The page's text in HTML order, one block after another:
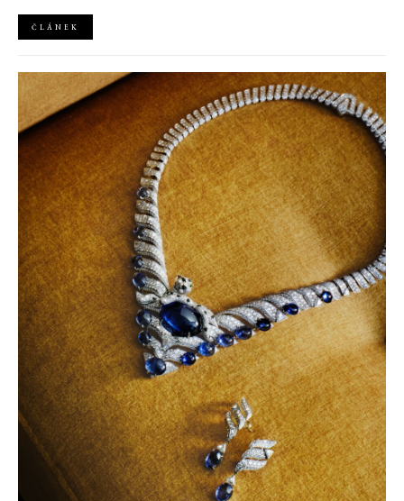
ale příslušnost k nejrychlejší fashion komunitě světa. Jak se z
"Racing Core" stala uniforma ulice a proč nás drama v paddocku
ČLÁNEK